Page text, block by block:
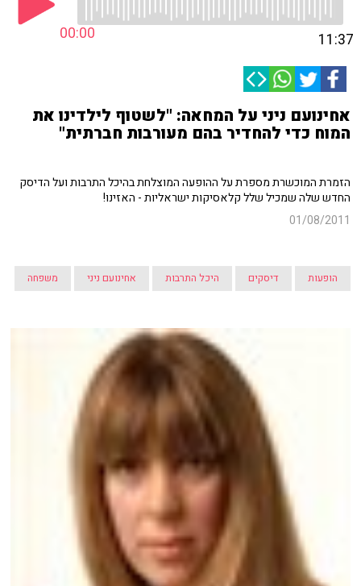
00:00 11:37
אחינועם ניני על המחאה: "לשטוף לילדינו את
המוח כדי להחדיר בהם מעורבות חברתית"
הזמרת המוכשרת מספרת על ההופעה המוצלחת בהיכל התרבות ועל הדיסק
החדש שלה שמכיל שלל קלאסיקות ישראליות - האזינו!
01/08/2011
הופעות דיסקים היכל התרבות אחינועם ניני משפחה